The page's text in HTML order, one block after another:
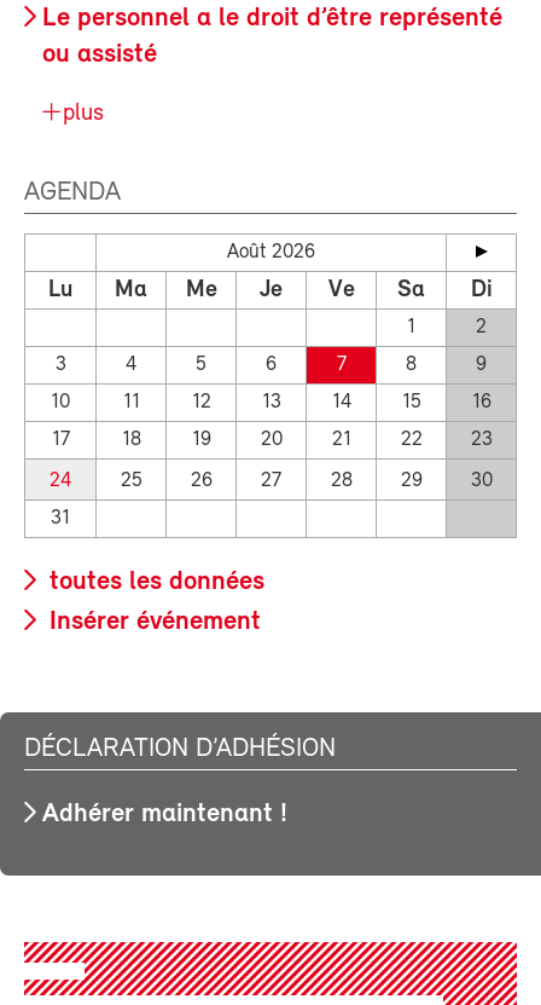
Le personnel a le droit d’être représenté
ou assisté
plus
AGENDA
Août 2026
Lu Ma Me Je Ve Sa Di
1
2
3
4 5 6 7 8
9
10
11 12 13 14 15
16
17
18 19 20 21 22
23
24
25 26 27 28 29
30
31
toutes les données
Insérer événement
DÉCLARATION D’ADHÉSION
Adhérer maintenant !